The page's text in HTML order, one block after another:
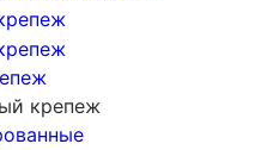
крепеж